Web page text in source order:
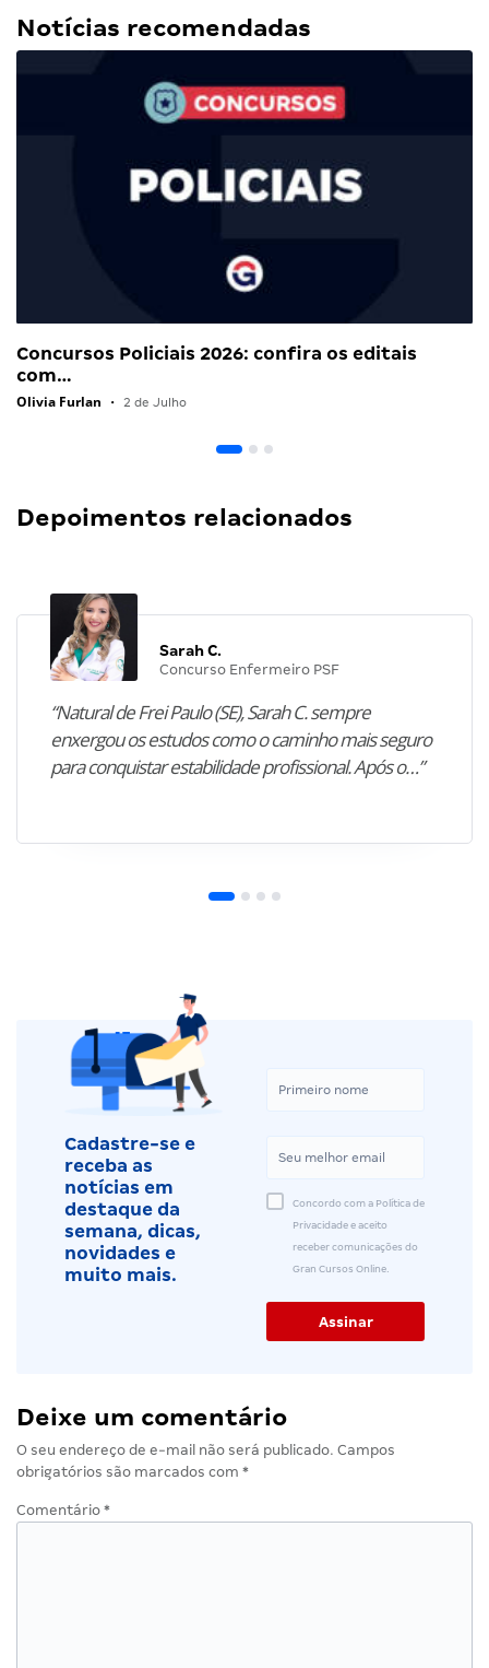
Notícias recomendadas
Concursos Policiais 2026: confira os editais
com…
Olivia Furlan • 2 de Julho
Depoimentos relacionados
Sarah C.
Concurso Enfermeiro PSF
“Natural de Frei Paulo (SE), Sarah C. sempre
enxergou os estudos como o caminho mais seguro
para conquistar estabilidade profissional. Após o…”
Cadastre-se e
receba as
notícias em
destaque da
semana, dicas,
novidades e
muito mais.
Concordo com a Política de
Privacidade e aceito
receber comunicações do
Gran Cursos Online.
Deixe um comentário
O seu endereço de e-mail não será publicado. Campos
obrigatórios são marcados com *
Comentário *